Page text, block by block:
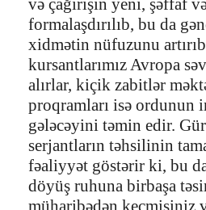
və çağırışın yeni, şəffaf
formalaşdırılıb, bu da
xidmətin nüfuzunu
kursantlarımız Avropa
alırlar, kiçik zabitlər
proqramları isə ordunun
gələcəyini təmin edir.
serjantların təhsilinin
fəaliyyət göstərir ki, bu
döyüş ruhuna birbaşa
müharibədən keçmisiniz